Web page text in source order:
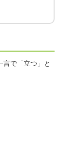
で「立つ」と